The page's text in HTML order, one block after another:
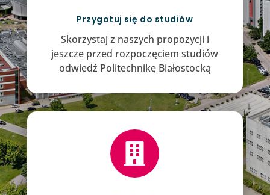
Przygotuj się do studiów
Skorzystaj z naszych propozycji i
jeszcze przed rozpoczęciem studiów
odwiedź Politechnikę Białostocką
